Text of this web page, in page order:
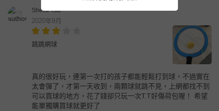
Sheila Tsai
2020年9月
跳跳網球
真的很好玩，連第一次打的孩子都能輕鬆打到球，不過實在
太會彈了，才第一天收到，兩顆球就跳不見，上網都找不到
可以買球的地方，花了錢卻只玩一次T.T好傷荷包喔！ 希望
能單獨購買球就更好了